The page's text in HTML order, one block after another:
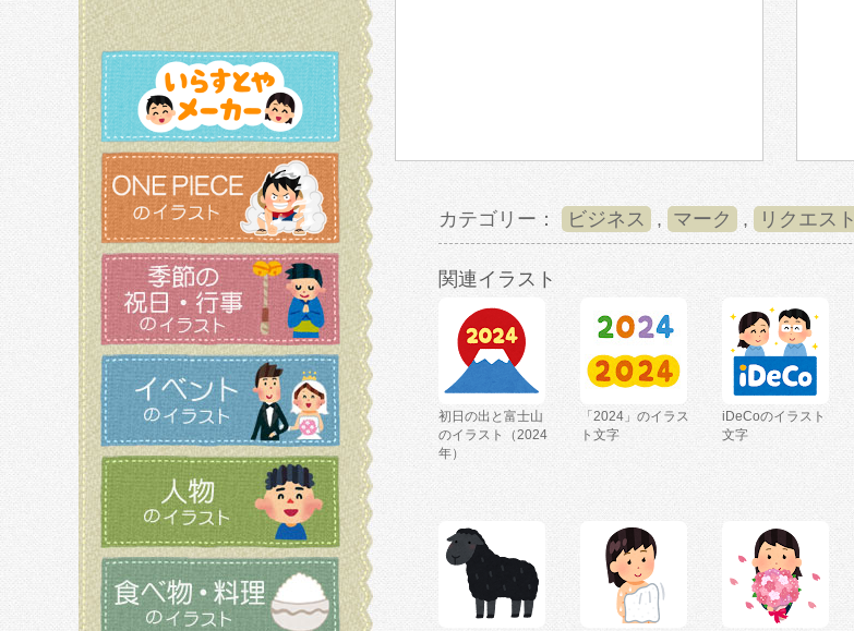
カテゴリー： ビジネス , マーク , リクエスト
関連イラスト
初日の出と富士山
のイラスト（2024
年）
「2024」のイラス
ト文字
iDeCoのイラスト
文字